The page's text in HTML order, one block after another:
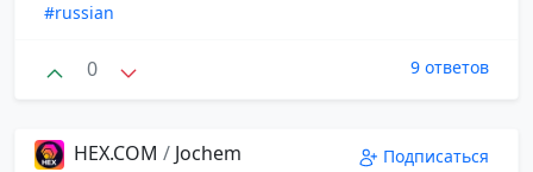
#russian
0 9 ответов
HEX.COM / Jochem Подписаться